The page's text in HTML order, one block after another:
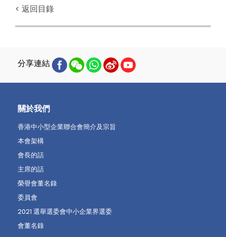
< 返回目錄
分享連結
關於我們
香港中小型企業聯合會簡介及宗旨
本會架構
會長的話
主席的話
榮譽會董名錄
委員會
2021 選舉選委會中小企業界選委
會董名錄